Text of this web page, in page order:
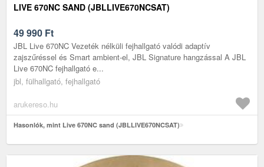
LIVE 670NC SAND (JBLLIVE670NCSAT)
49 990 Ft
JBL Live 670NC Vezeték nélküli fejhallgató valódi adaptív
zajszűréssel és Smart ambient-el, JBL Signature hangzással A JBL
Live 670NC fejhallgató e...
jbl, fülhallgató, fejhallgató
arukereso.hu
Hasonlók, mint Live 670NC sand (JBLLIVE670NCSAT)